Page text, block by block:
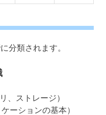
に分類されます。
、ストレージ）
ーションの基本）